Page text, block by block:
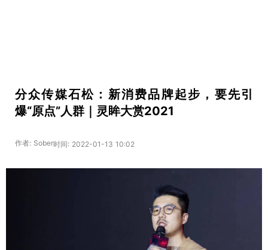
分众传媒石松：新消费品牌起步，要先引
爆“原点”人群｜灵眸大赏2021
作者: Sober时间: 2022-01-13 10:02